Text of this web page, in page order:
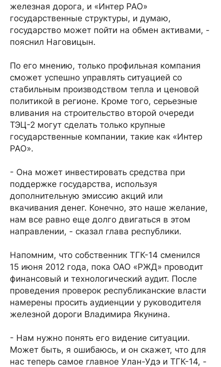
железная дорога, и «Интер РАО»
государственные структуры, и думаю,
государство может пойти на обмен активами, -
пояснил Наговицын.
По его мнению, только профильная компания
сможет успешно управлять ситуацией со
стабильным производством тепла и ценовой
политикой в регионе. Кроме того, серьезные
вливания на строительство второй очереди
ТЭЦ-2 могут сделать только крупные
государственные компании, такие как «Интер
РАО».
- Она может инвестировать средства при
поддержке государства, используя
дополнительную эмиссию акций или
вкачивания денег. Конечно, это наше желание,
нам все равно еще долго двигаться в этом
направлении, - сказал глава республики.
Напомним, что собственник ТГК-14 сменился
15 июня 2012 года, пока ОАО «РЖД» проводит
финансовый и технологический аудит. После
проведения проверок республиканские власти
намерены просить аудиенции у руководителя
железной дороги Владимира Якунина.
- Нам нужно понять его видение ситуации.
Может быть, я ошибаюсь, и он скажет, что для
нас теперь самое главное Улан-Удэ и ТГК-14, -